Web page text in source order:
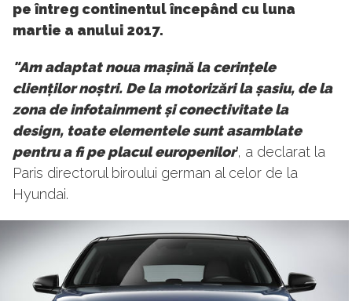
pe întreg continentul începând cu luna
martie a anului 2017.
"Am adaptat noua mașină la cerințele
clienților noștri. De la motorizări la șasiu, de la
zona de infotainment și conectivitate la
design, toate elementele sunt asamblate
pentru a fi pe placul europenilor", a declarat la
Paris directorul biroului german al celor de la
Hyundai.